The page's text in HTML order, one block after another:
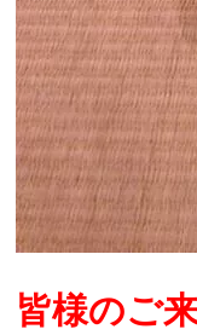
皆様のご